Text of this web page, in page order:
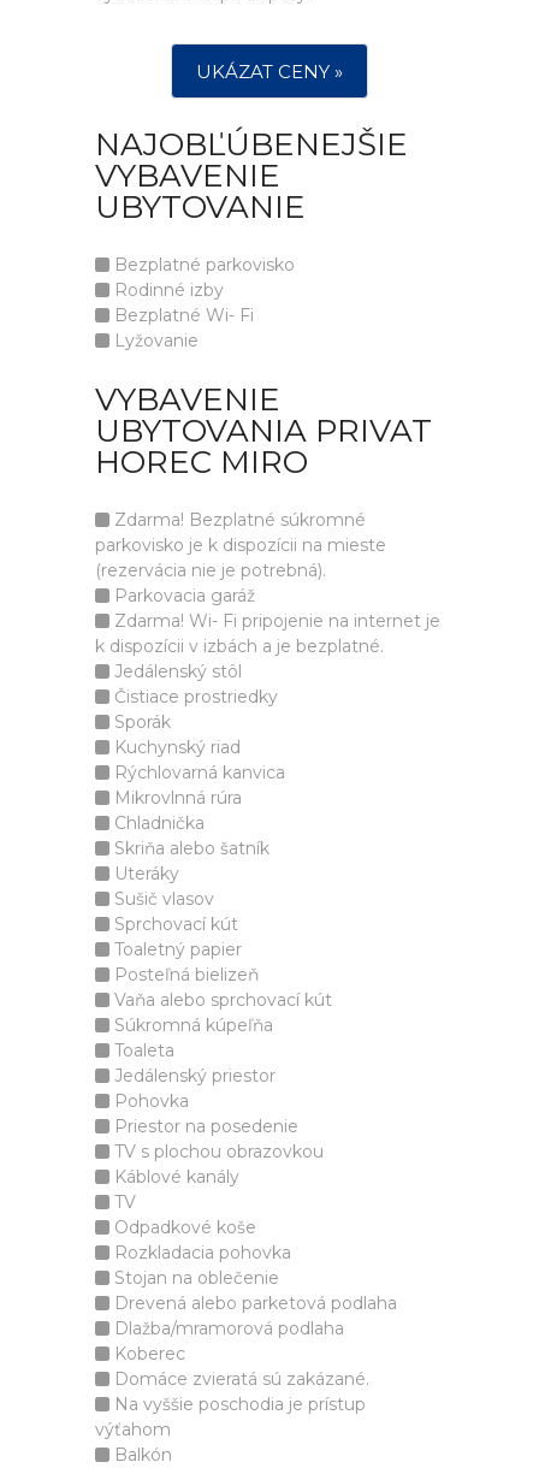
UKÁZAT CENY »
NAJOBĽÚBENEJŠIE
VYBAVENIE
UBYTOVANIE
Bezplatné parkovisko
Rodinné izby
Bezplatné Wi- Fi
Lyžovanie
VYBAVENIE
UBYTOVANIA PRIVAT
HOREC MIRO
Zdarma! Bezplatné súkromné
parkovisko je k dispozícii na mieste
(rezervácia nie je potrebná).
Parkovacia garáž
Zdarma! Wi- Fi pripojenie na internet je
k dispozícii v izbách a je bezplatné.
Jedálenský stôl
Čistiace prostriedky
Sporák
Kuchynský riad
Rýchlovarná kanvica
Mikrovlnná rúra
Chladnička
Skriňa alebo šatník
Uteráky
Sušič vlasov
Sprchovací kút
Toaletný papier
Posteľná bielizeň
Vaňa alebo sprchovací kút
Súkromná kúpeľňa
Toaleta
Jedálenský priestor
Pohovka
Priestor na posedenie
TV s plochou obrazovkou
Káblové kanály
TV
Odpadkové koše
Rozkladacia pohovka
Stojan na oblečenie
Drevená alebo parketová podlaha
Dlažba/mramorová podlaha
Koberec
Domáce zvieratá sú zakázané.
Na vyššie poschodia je prístup
výťahom
Balkón